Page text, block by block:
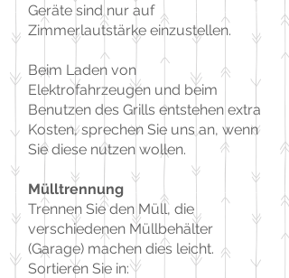
Geräte sind nur auf
Zimmerlautstärke einzustellen.
Beim Laden von
Elektrofahrzeugen und beim
Benutzen des Grills entstehen extra
Kosten, sprechen Sie uns an, wenn
Sie diese nutzen wollen.
Mülltrennung
Trennen Sie den Müll, die
verschiedenen Müllbehälter
(Garage) machen dies leicht.
Sortieren Sie in: